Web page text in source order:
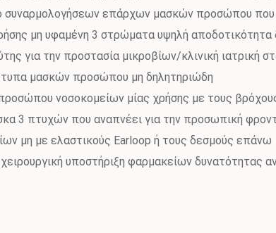
συναρμολογήσεων επάρχων μασκών προσώπου
μη υφαμένη 3 στρώματα υψηλή αποδοτικότητα
για την προστασία μικροβίων/κλινική ιατρική
μασκών προσώπου μη δηλητηριώδη
νοσοκομείων μίας χρήσης με τους
3 πτυχών που αναπνέει για την προσωπική
μη με ελαστικούς Earloop ή τους δεσμούς επάνω
υποστήριξη φαρμακείων δυνατότητας